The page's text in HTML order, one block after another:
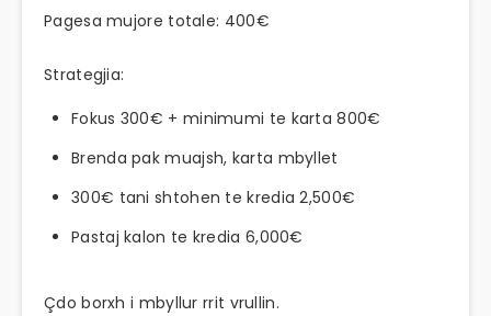
Pagesa mujore totale: 400€
Strategjia:
Fokus 300€ + minimumi te karta 800€
Brenda pak muajsh, karta mbyllet
300€ tani shtohen te kredia 2,500€
Pastaj kalon te kredia 6,000€
Çdo borxh i mbyllur rrit vrullin.